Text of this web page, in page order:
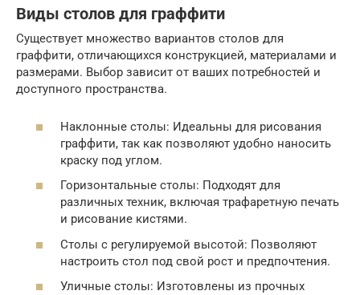
Виды столов для граффити
Существует множество вариантов столов для
граффити, отличающихся конструкцией, материалами и
размерами. Выбор зависит от ваших потребностей и
доступного пространства.
Наклонные столы: Идеальны для рисования
граффити, так как позволяют удобно наносить
краску под углом.
Горизонтальные столы: Подходят для
различных техник, включая трафаретную печать
и рисование кистями.
Столы с регулируемой высотой: Позволяют
настроить стол под свой рост и предпочтения.
Уличные столы: Изготовлены из прочных